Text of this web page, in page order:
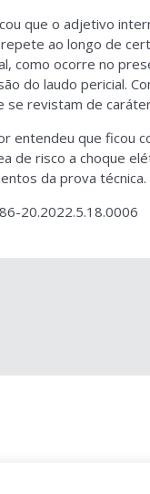
que o adjetivo
ao longo de
como ocorre no
do laudo pericial.
se revistam de
entendeu que ficou
de risco a choque
da prova técnica.
20.2022.5.18.0006